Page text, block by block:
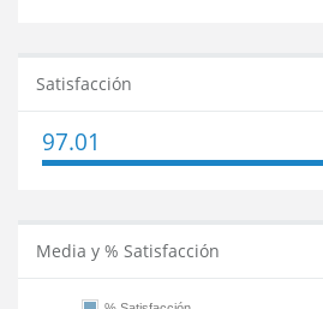
Satisfacción
97.01
Media y % Satisfacción